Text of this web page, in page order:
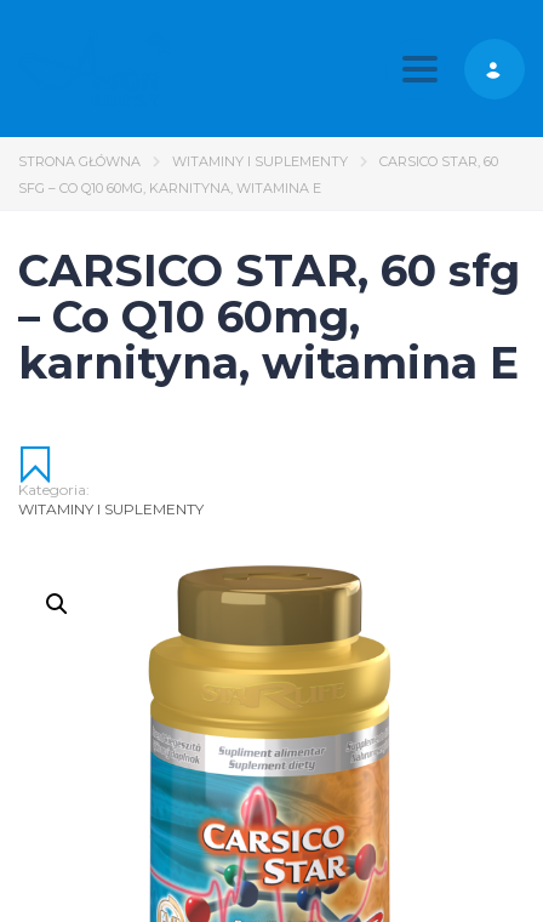
Toggle
STRONA GŁÓWNA WITAMINY I SUPLEMENTY
CARSICO STAR, 60
SFG – CO Q10 60MG, KARNITYNA, WITAMINA E
CARSICO STAR, 60 sfg
– Co Q10 60mg,
karnityna, witamina E
Kategoria:
WITAMINY I SUPLEMENTY